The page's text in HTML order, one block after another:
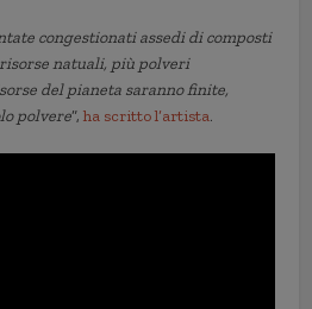
congestionati assedi di composti
natuali, più polveri
del pianeta saranno finite,
polvere”,ha scritto l’artista.